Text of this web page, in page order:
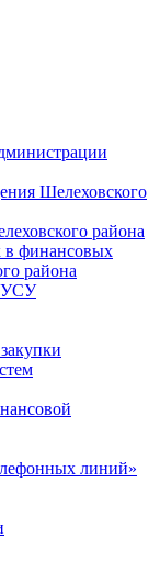
Шелеховского
района
в финансовых
района
линий»